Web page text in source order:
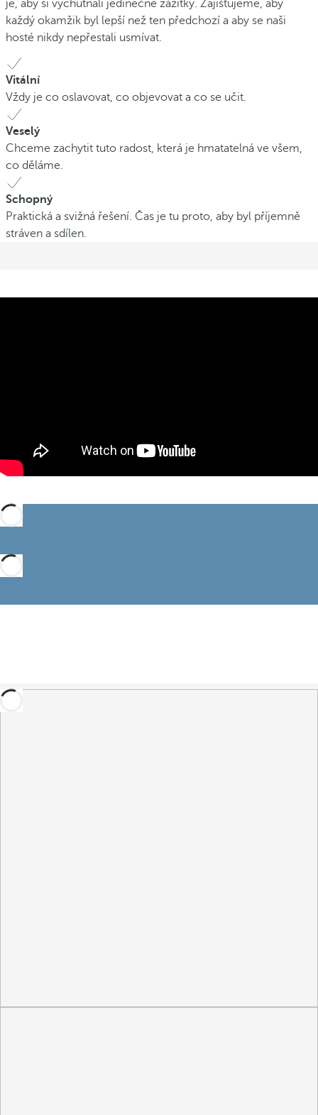
je, aby si vychutnali jedinečné zážitky. Zajišťujeme, aby
každý okamžik byl lepší než ten předchozí a aby se naši
hosté nikdy nepřestali usmívat.
Vitální
Vždy je co oslavovat, co objevovat a co se učit.
Veselý
Chceme zachytit tuto radost, která je hmatatelná ve všem,
co děláme.
Schopný
Praktická a svižná řešení. Čas je tu proto, aby byl příjemně
stráven a sdílen.